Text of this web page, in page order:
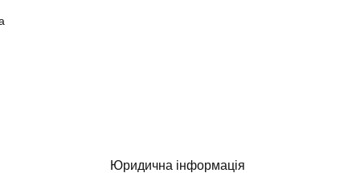
Юридична інформація